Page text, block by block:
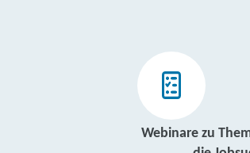
Webinare zu